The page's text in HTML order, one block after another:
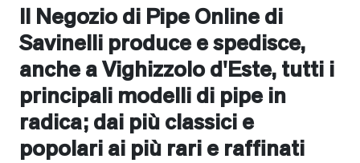
Il Negozio di Pipe Online di
Savinelli produce e spedisce,
anche aVighizzolo d'Este, tutti i
principali modelli di pipe in
radica; dai più classici e
popolari ai più rari e raffinati